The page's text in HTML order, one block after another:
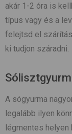
akár 1-2 óra is
típus vagy és a
felejtsd el
ki tudjon száradni.
A sógyurma
legalább ilyen
légmentes